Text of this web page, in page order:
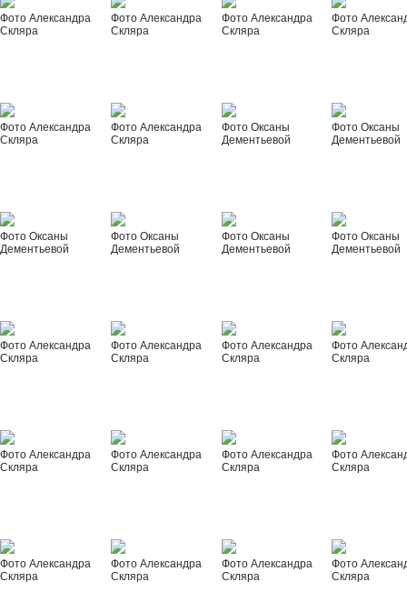
Фото Александра
Скляра
Фото Александра
Скляра
Фото Александра
Скляра
Фото
Скляра
Фото Александра
Скляра
Фото Александра
Скляра
Фото Оксаны
Дементьевой
Фото Оксаны
Дементьевой
Фото Оксаны
Дементьевой
Фото Оксаны
Дементьевой
Фото Оксаны
Дементьевой
Фото Оксаны
Дементьевой
Фото Александра
Скляра
Фото Александра
Скляра
Фото Александра
Скляра
Фото
Скляра
Фото Александра
Скляра
Фото Александра
Скляра
Фото Александра
Скляра
Фото
Скляра
Фото Александра
Скляра
Фото Александра
Скляра
Фото Александра
Скляра
Фото
Скляра